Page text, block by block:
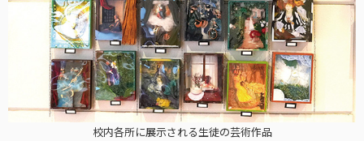
校内各所に展示される生徒の芸術作品